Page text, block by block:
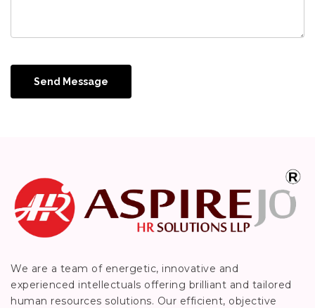
Send Message
We are a team of energetic, innovative and
experienced intellectuals offering brilliant and tailored
human resources solutions. Our efficient, objective